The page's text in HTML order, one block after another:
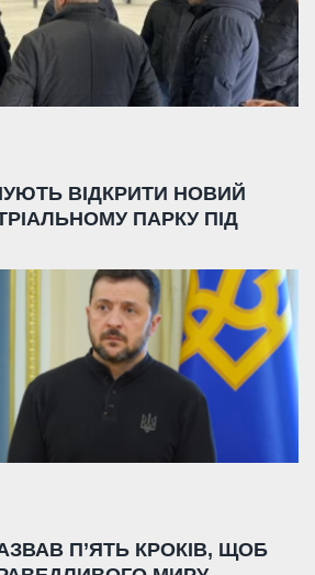
ВІДКРИТИ НОВИЙ
ПАРКУ ПІД
П’ЯТЬ КРОКІВ, ЩОБ